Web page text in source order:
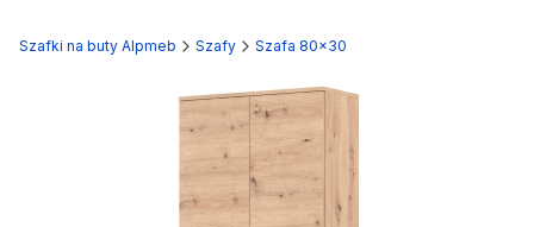
Szafki na buty Alpmeb Szafy Szafa 80x30